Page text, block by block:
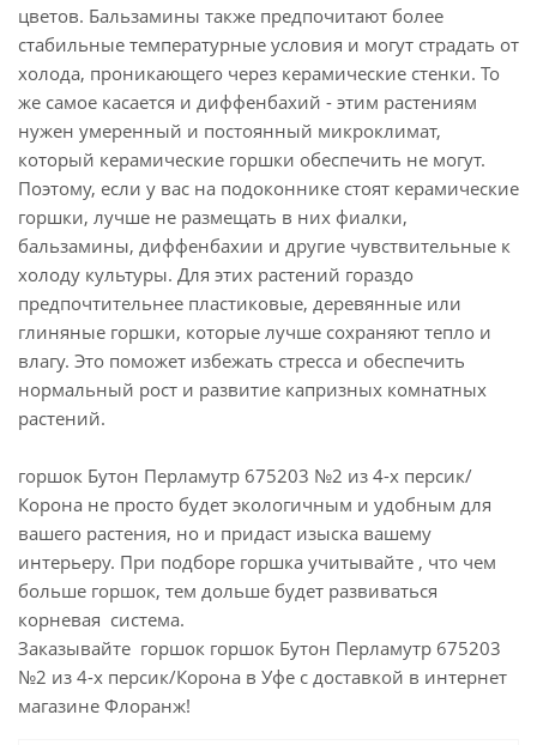
цветов. Бальзамины также предпочитают более
стабильные температурные условия и могут страдать от
холода, проникающего через керамические стенки. То
же самое касается и диффенбахий - этим растениям
нужен умеренный и постоянный микроклимат,
который керамические горшки обеспечить не могут.
Поэтому, если у вас на подоконнике стоят керамические
горшки, лучше не размещать в них фиалки,
бальзамины, диффенбахии и другие чувствительные к
холоду культуры. Для этих растений гораздо
предпочтительнее пластиковые, деревянные или
глиняные горшки, которые лучше сохраняют тепло и
влагу. Это поможет избежать стресса и обеспечить
нормальный рост и развитие капризных комнатных
растений.
горшок Бутон Перламутр 675203 №2 из 4-х персик/
Корона не просто будет экологичным и удобным для
вашего растения, но и придаст изыска вашему
интерьеру. При подборе горшка учитывайте , что чем
больше горшок, тем дольше будет развиваться
корневая система.
Заказывайте горшок горшок Бутон Перламутр 675203
№2 из 4-х персик/Корона в Уфе с доставкой в интернет
магазине Флоранж!